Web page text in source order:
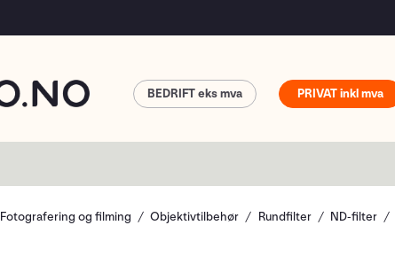
PRIVAT
BEDRIFT
Fotografering og filming Objektivtilbehør Rundfilter ND-filter